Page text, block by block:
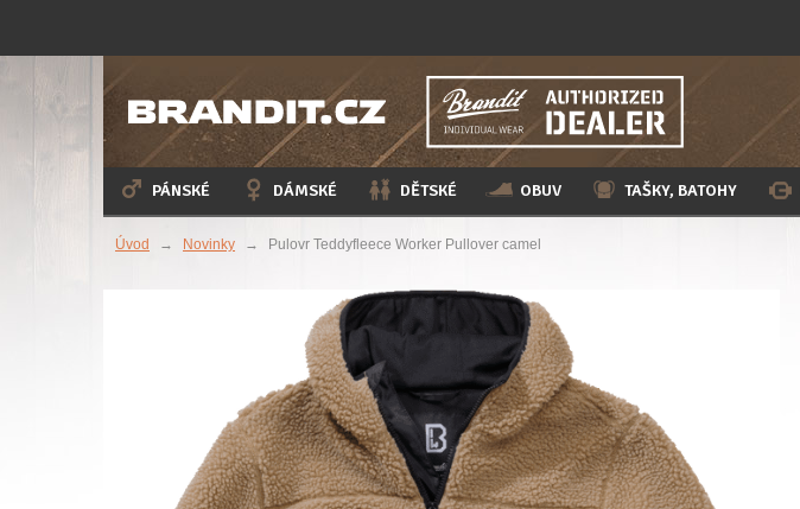
PÁNSKÉ DÁMSKÉ DĚTSKÉ OBUV TAŠKY, BATOHY
Úvod → Novinky → Pulovr Teddyfleece Worker Pullover camel